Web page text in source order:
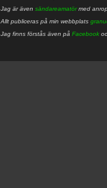
Jag är även sändareamatörmed
Allt publiceras på min webbplats
Jag finns förstås även på Facebook